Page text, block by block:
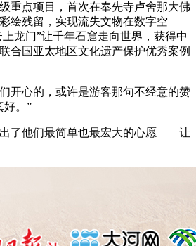
重点项目，首次在奉先寺卢舍那大佛
绘残留，实现流失文物在数字空
龙门”让千年石窟走向世界，获得中
合国亚太地区文化遗产保护优秀案例
开心的，或许是游客那句不经意的赞
好。”
了他们最简单也最宏大的心愿——让